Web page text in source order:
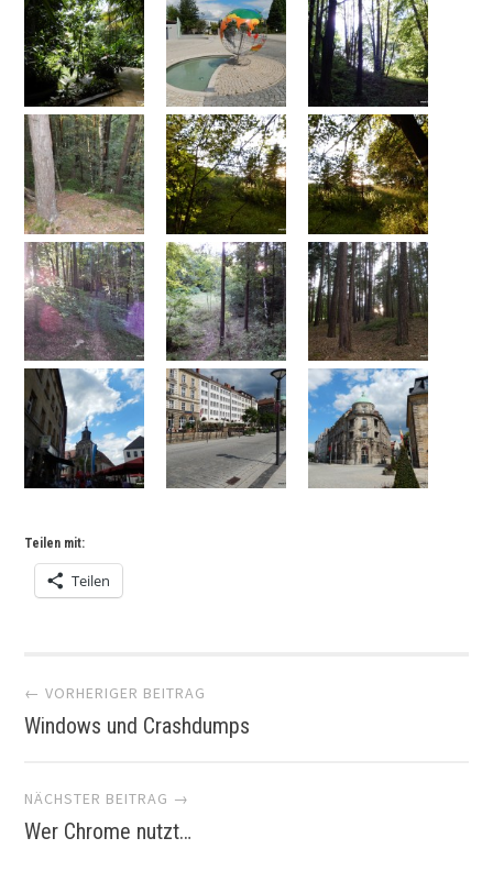
Teilen mit:
Teilen
Artikel-
Navigation
← VORHERIGER BEITRAG
Windows und Crashdumps
NÄCHSTER BEITRAG →
Wer Chrome nutzt…